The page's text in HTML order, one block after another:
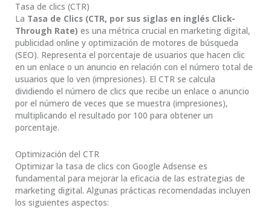
Tasa de clics (CTR)
La Tasa de Clics (CTR, por sus siglas en inglés Click-
Through Rate) es una métrica crucial en marketing digital,
publicidad online y optimización de motores de búsqueda
(SEO). Representa el porcentaje de usuarios que hacen clic
en un enlace o un anuncio en relación con el número total de
usuarios que lo ven (impresiones). El CTR se calcula
dividiendo el número de clics que recibe un enlace o anuncio
por el número de veces que se muestra (impresiones),
multiplicando el resultado por 100 para obtener un
porcentaje.
Optimización del CTR
Optimizar la tasa de clics con Google Adsense es
fundamental para mejorar la eficacia de las estrategias de
marketing digital. Algunas prácticas recomendadas incluyen
los siguientes aspectos: